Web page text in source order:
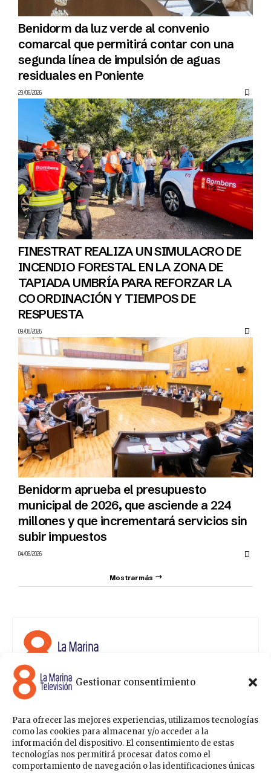
Gestionar consentimiento
Para ofrecer las mejores experiencias, utilizamos tecnologías
como las cookies para almacenar y/o acceder a la
información del dispositivo. El consentimiento de estas
tecnologías nos permitirá procesar datos como el
comportamiento de navegación o las identificaciones únicas
Benidorm da luz verde al convenio
comarcal que permitirá contar con una
segunda línea de impulsión de aguas
residuales en Poniente
29/06/2026
FINESTRAT REALIZA UN SIMULACRO DE
INCENDIO FORESTAL EN LA ZONA DE
TAPIADA UMBRÍA PARA REFORZAR LA
COORDINACIÓN Y TIEMPOS DE
RESPUESTA
09/06/2026
Benidorm aprueba el presupuesto
municipal de 2026, que asciende a 224
millones y que incrementará servicios sin
subir impuestos
04/06/2026
Mostrar más
8 La Marina Televisión cuenta con una amplia gama de
programas para satisfacer las necesidades y gustos de
programas de ámbito político , de noticias, deportes,
fiestas y eventos… para estar a la última de todo lo que
acontece en nuestra comarca.